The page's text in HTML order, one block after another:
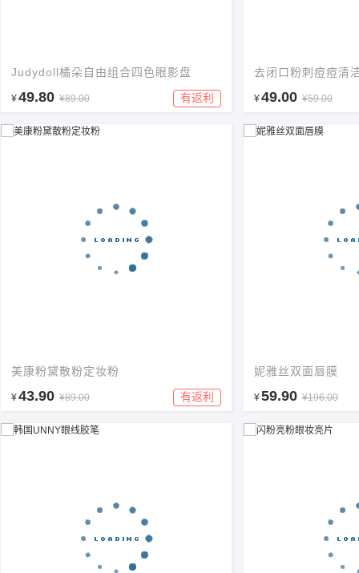
Judydoll橘朵自由组合四色眼影盘
¥49.80 ¥89.00 有返利
去闭口粉刺痘痘清
¥49.00 ¥59.00
美康粉黛散粉定妆粉
¥43.90 ¥89.00 有返利
妮雅丝双面唇膜
¥59.90 ¥196.00